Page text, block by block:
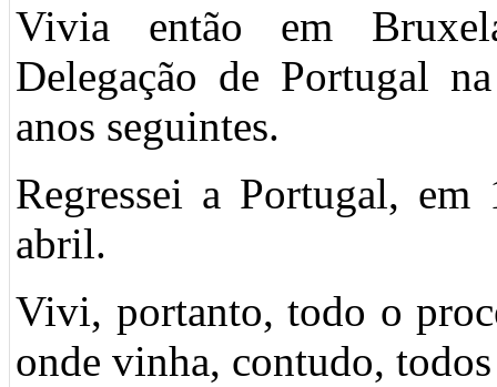
Vivia então em
Delegação de Portugal
anos seguintes.
Regressei a Portugal,
abril.
Vivi, portanto, todo o
onde vinha, contudo,